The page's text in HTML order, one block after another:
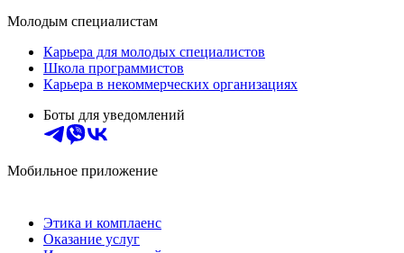
Молодым специалистам
Карьера для молодых специалистов
Школа программистов
Карьера в некоммерческих организациях
Боты для уведомлений
Мобильное приложение
Этика и комплаенс
Оказание услуг